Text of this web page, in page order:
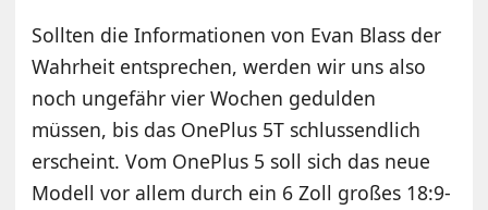
Sollten die Informationen von Evan Blass der
Wahrheit entsprechen, werden wir uns also
noch ungefähr vier Wochen gedulden
müssen, bis das OnePlus 5T schlussendlich
erscheint. Vom OnePlus 5 soll sich das neue
Modell vor allem durch ein 6 Zoll großes 18:9-